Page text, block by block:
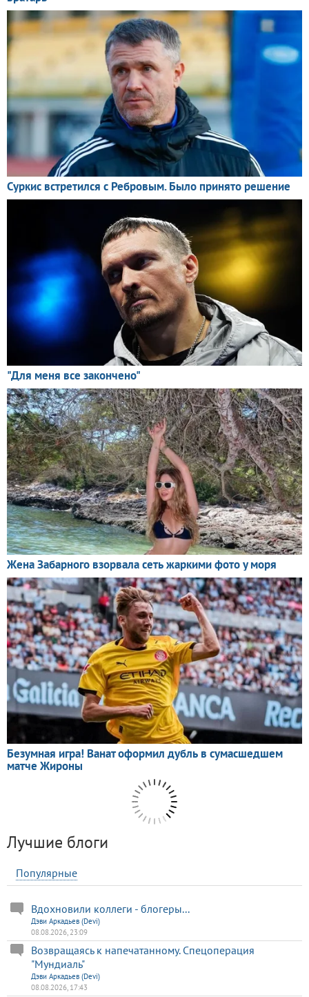
Лучшие блоги
Популярные
Вдохновили коллеги - блогеры...
Дэви Аркадьев (Devi)
08.08.2026, 23:09
Возвращаясь к напечатанному. Спецоперация
"Мундиаль"
Дэви Аркадьев (Devi)
08.08.2026, 17:43